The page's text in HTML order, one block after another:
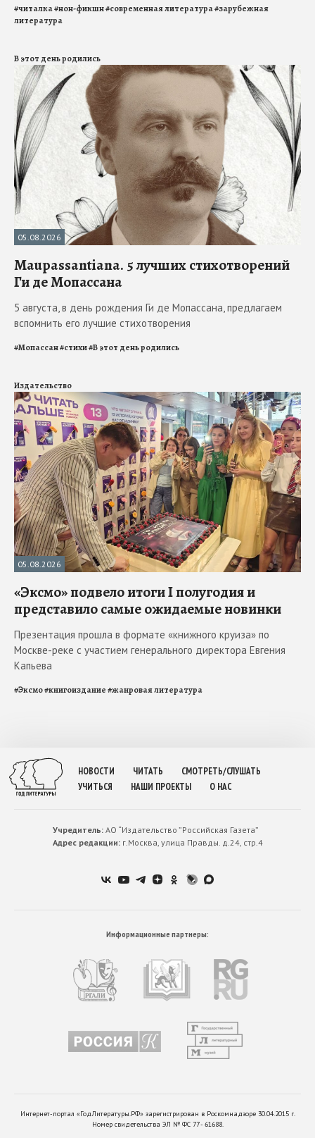
#читалка#нон-фикшн#современная литература#зарубежная
литература
В этот день родились
05.08.2026
Maupassantiana. 5 лучших стихотворений
Ги де Мопассана
5 августа, в день рождения Ги де Мопассана, предлагаем
вспомнить его лучшие стихотворения
#Мопассан#стихи#В этот день родились
Издательство
05.08.2026
«Эксмо» подвело итоги I полугодия и
представило самые ожидаемые новинки
Презентация прошла в формате «книжного круиза» по
Москве-реке с участием генерального директора Евгения
Капьева
#Эксмо#книгоиздание#жанровая литература
НОВОСТИ ЧИТАТЬ
СМОТРЕТЬ/СЛУШАТЬ
УЧИТЬСЯ
НАШИ ПРОЕКТЫ О НАС
Учредитель:АО “Издательство ”Российская Газета”
Адрес редакции:г.Москва, улица Правды. д.24, стр.4
Информационные партнеры:
Интернет-портал «ГодЛитературы.РФ» зарегистрирован в Роскомнадзоре 30.04.2015 г.
Номер свидетельства ЭЛ № ФС 77 - 61688.